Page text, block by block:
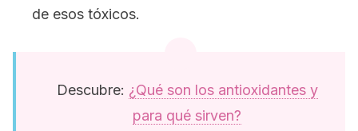
de esos tóxicos.
Descubre: ¿Qué son los antioxidantes y
para qué sirven?